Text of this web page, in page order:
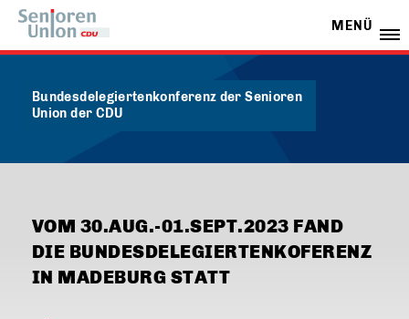
MENÜ
Bundesdelegiertenkonferenz der Senioren
Union der CDU
VOM 30.AUG.-01.SEPT.2023 FAND
DIE BUNDESDELEGIERTENKOFERENZ
IN MADEBURG STATT